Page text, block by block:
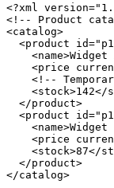
<?xml
<!-- Product
<catalog>
<product
<name>Widget
<price
<!--
<stock>142</
  </product>
<product
<name>Widget
<price
<stock>87</
  </product>
</catalog>